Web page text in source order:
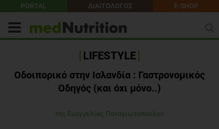
PORTAL ΔΙΑΙΤΟΛΟΓΟΣ E-SHOP
LIFESTYLE
Οδοιπορικό στην Ισλανδία : Γαστρονομικός
Οδηγός (και όχι μόνο..)
της Ευαγγελίας Παναγιωτοπούλου